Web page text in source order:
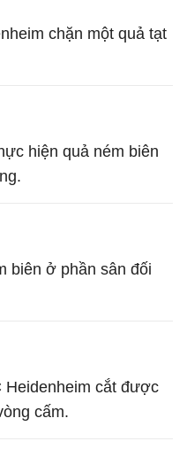
chặn một quả tạt
hiện quả ném biên
biên ở phần sân đối
Heidenheim cắt được
cấm.